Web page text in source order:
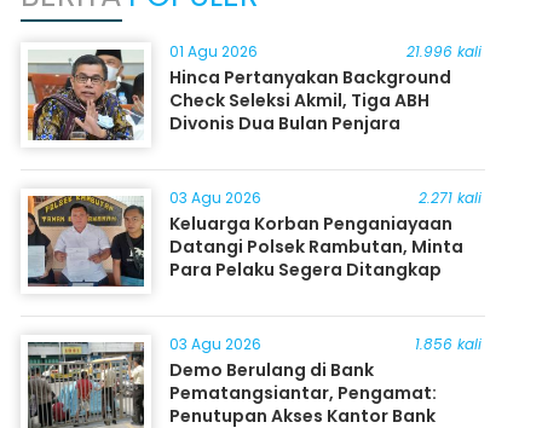
01 Agu 2026 21.996 kali
Hinca Pertanyakan Background
Check Seleksi Akmil, Tiga ABH
Divonis Dua Bulan Penjara
03 Agu 2026 2.271 kali
Keluarga Korban Penganiayaan
Datangi Polsek Rambutan, Minta
Para Pelaku Segera Ditangkap
03 Agu 2026 1.856 kali
Demo Berulang di Bank
Pematangsiantar, Pengamat:
Penutupan Akses Kantor Bank